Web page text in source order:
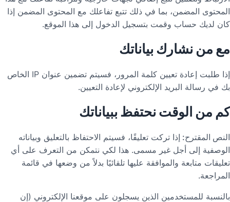
المحتوى المضمن، بما في ذلك تتبع تفاعلك مع المحتوى المضمن إذا
كان لديك حساب وقمت بتسجيل الدخول إلى هذا الموقع.
مع من نشارك بياناتك
إذا طلبت إعادة تعيين كلمة المرور، فسيتم تضمين عنوان IP الخاص
بك في رسالة البريد الإلكتروني لإعادة التعيين.
كم من الوقت نحتفظ ببياناتك
النص المقترح: إذا تركت تعليقًا، فسيتم الاحتفاظ بالتعليق وبياناته
الوصفية إلى أجل غير مسمى. هذا لكي نتمكن من التعرف على أي
تعليقات متابعة والموافقة عليها تلقائيًا بدلاً من وضعها في قائمة
المراجعة.
بالنسبة للمستخدمين الذين يسجلون على موقعنا الإلكتروني (إن